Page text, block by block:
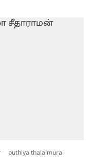
puthiya thalaimurai